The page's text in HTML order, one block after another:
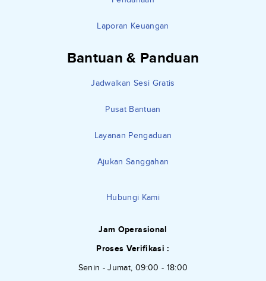
Laporan Keuangan
Bantuan & Panduan
Jadwalkan Sesi Gratis
Pusat Bantuan
Layanan Pengaduan
Ajukan Sanggahan
Hubungi Kami
Jam Operasional
Proses Verifikasi :
Senin - Jumat, 09:00 - 18:00